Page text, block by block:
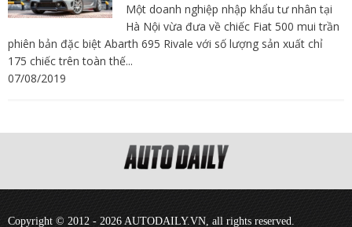
Một doanh nghiệp nhập khẩu tư nhân tại
Hà Nội vừa đưa về chiếc Fiat 500 mui trần
phiên bản đặc biệt Abarth 695 Rivale với số lượng sản xuất chỉ
175 chiếc trên toàn thế...
07/08/2019
Copyright © 2012 - 2026 AUTODAILY.VN, all rights reserved.